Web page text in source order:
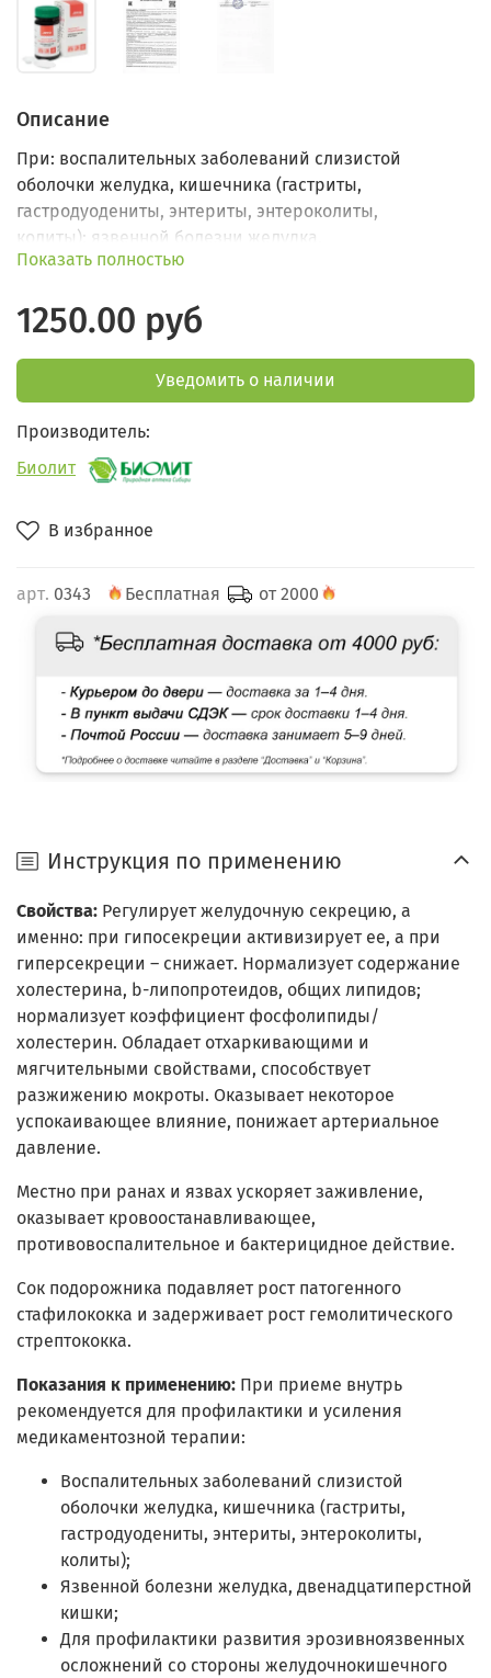
В избранное
арт. 0343 Бесплатная от 2000
Описание
При: воспалительных заболеваний слизистой
оболочки желудка, кишечника (гастриты,
гастродуодениты, энтериты, энтероколиты,
колиты); язвенной болезни желудка,
двенадцатиперстной кишки.
Показать полностью
1250.00 руб
Уведомить о наличии
Производитель:
Биолит
Инструкция по применению
Свойства: Регулирует желудочную секрецию, а
именно: при гипосекреции активизирует ее, а при
гиперсекреции – снижает. Нормализует содержание
холестерина, b-липопротеидов, общих липидов;
нормализует коэффициент фосфолипиды/
холестерин. Обладает отхаркивающими и
мягчительными свойствами, способствует
разжижению мокроты. Оказывает некоторое
успокаивающее влияние, понижает артериальное
давление.
Местно при ранах и язвах ускоряет заживление,
оказывает кровоостанавливающее,
противовоспалительное и бактерицидное действие.
Сок подорожника подавляет рост патогенного
стафилококка и задерживает рост гемолитического
стрептококка.
Показания к применению: При приеме внутрь
рекомендуется для профилактики и усиления
медикаментозной терапии:
Воспалительных заболеваний слизистой
оболочки желудка, кишечника (гастриты,
гастродуодениты, энтериты, энтероколиты,
колиты);
Язвенной болезни желудка, двенадцатиперстной
кишки;
Для профилактики развития эрозивно­язвенных
осложнений со стороны желудочно­кишечного